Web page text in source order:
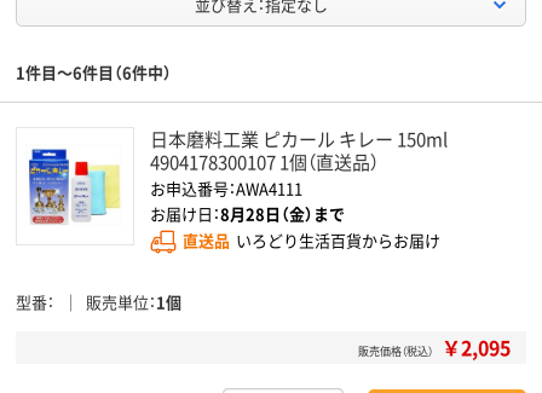
1件目～6件目（6件中）
日本磨料工業 ピカール キレー 150ml
4904178300107 1個（直送品）
お申込番号：AWA4111
お届け日：8月28日（金）まで
直送品 いろどり生活百貨からお届け
型番 販売単位 1個
販売価格（税込） ￥2,095